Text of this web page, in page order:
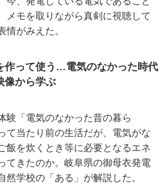
メモを取りながら真剣に視聴して
情がみえた。
作って使う…電気のなかった時代
像から学ぶ
「電気のなかった昔の暮ら
て当たり前の生活だが、電気がな
飯を炊くとき等に必要となるエネ
てきたのか。岐阜県の御母衣発電
然学校の「ある」が解説した。